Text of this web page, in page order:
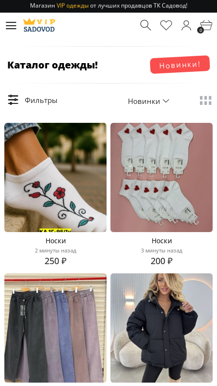
Отправление заказа 1-3 дняпо РФ и МСК!
Магазин
от лучших продавцов ТК Садовод!
0
Новинки!
Каталог одежды!
Фильтры Новинки
Носки
2 минуты назад
250 ₽
Носки
3 минуты назад
200 ₽